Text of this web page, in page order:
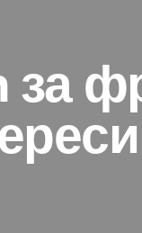
за